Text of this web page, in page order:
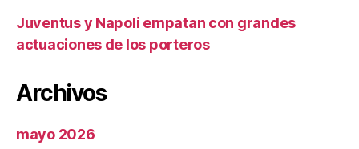
Juventus y Napoli empatan con grandes
actuaciones de los porteros
Archivos
mayo 2026